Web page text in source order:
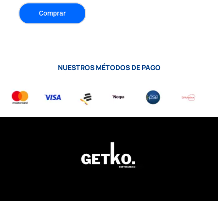
Comprar
NUESTROS MÉTODOS DE PAGO